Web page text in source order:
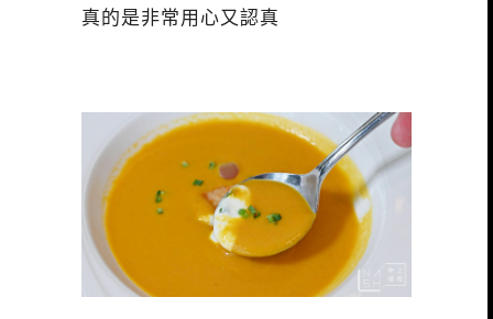
真的是非常用心又認真